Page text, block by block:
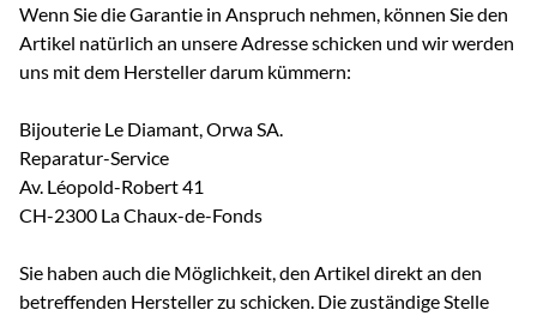
Wenn Sie die Garantie in Anspruch nehmen, können Sie den
Artikel natürlich an unsere Adresse schicken und wir werden
uns mit dem Hersteller darum kümmern:
Bijouterie Le Diamant, Orwa SA.
Reparatur-Service
Av. Léopold-Robert 41
CH-2300 La Chaux-de-Fonds
Sie haben auch die Möglichkeit, den Artikel direkt an den
betreffenden Hersteller zu schicken. Die zuständige Stelle